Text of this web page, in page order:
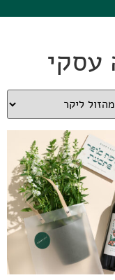
עסקי